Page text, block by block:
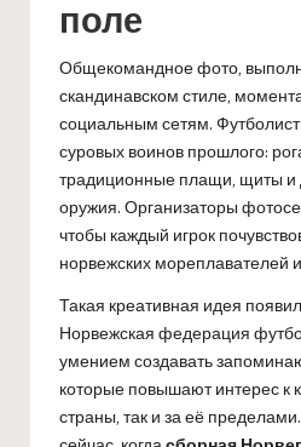
поле
Общекомандное фото,
скандинавском стиле,
социальным сетям.
суровых воинов прошлого:
традиционные плащи, щиты и
оружия. Организаторы
чтобы каждый игрок
норвежских мореплавателей
Такая креативная идея
Норвежская федерация
умением создавать
которые повышают интерес к
страны, так и за её